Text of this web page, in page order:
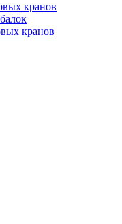
кранов
кранов